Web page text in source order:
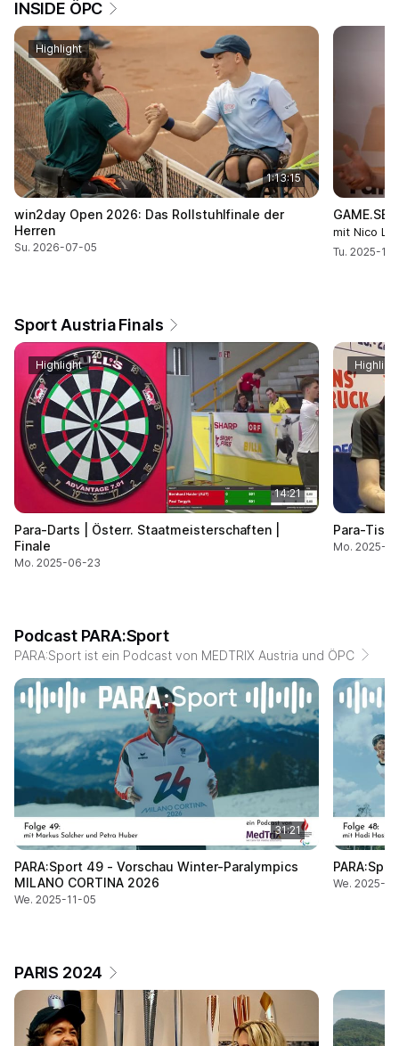
INSIDE ÖPC
Highlight
1:13:15
win2day Open 2026: Das Rollstuhlfinale der
Herren
Su. 2026-07-05
mit Nico
Tu. 2025-
Sport Austria Finals
Highlight
14:21
Para-Darts | Österr. Staatmeisterschaften |
Finale
Mo. 2025-06-23
Para-
Mo. 2025-
Podcast PARA:Sport
PARA:Sport ist ein Podcast von MEDTRIX Austria und ÖPC
31:21
PARA:Sport 49 - Vorschau Winter-Paralympics
MILANO CORTINA 2026
We. 2025-11-05
We. 2025-
PARIS 2024